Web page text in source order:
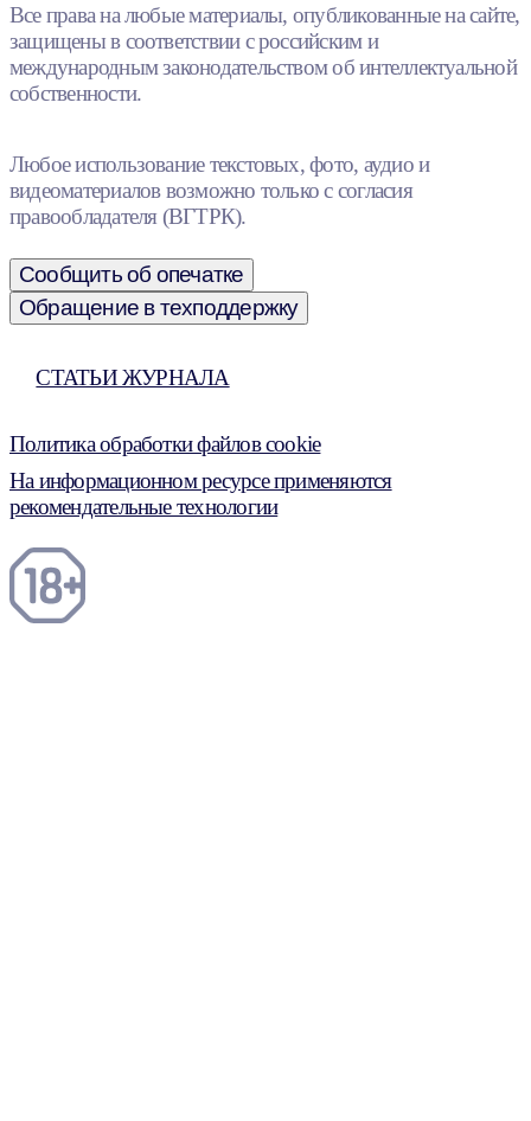
Все права на любые материалы, опубликованные на сайте,
защищены в соответствии с российским и
международным законодательством об интеллектуальной
собственности.
Любое использование текстовых, фото, аудио и
видеоматериалов возможно только с согласия
правообладателя (ВГТРК).
Сообщить об опечатке
Обращение в техподдержку
СТАТЬИ ЖУРНАЛА
Политика обработки файлов cookie
На информационном ресурсе применяются
рекомендательные технологии